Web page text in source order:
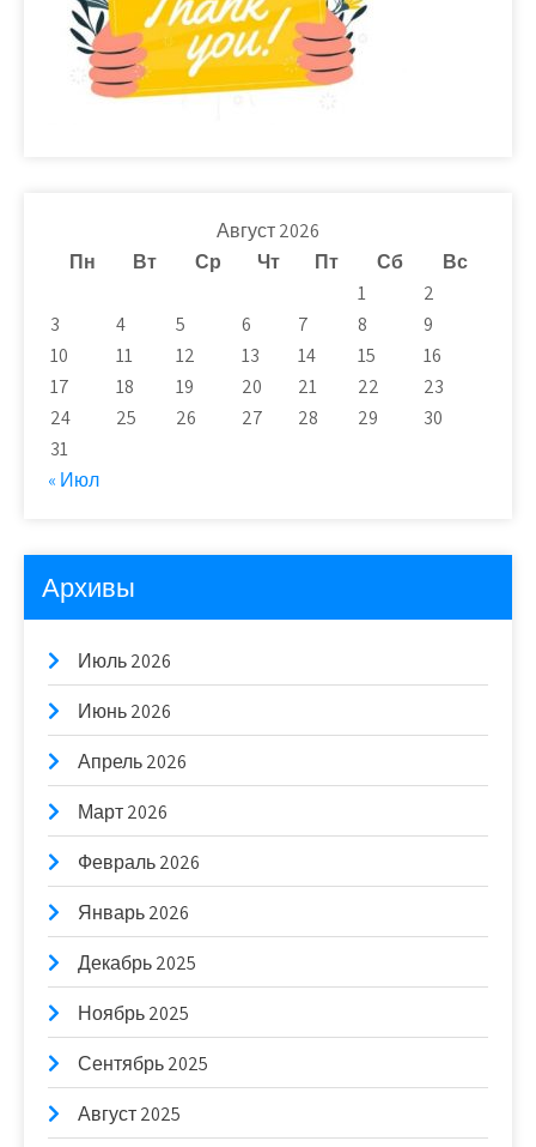
Август 2026
Пн
Вт Ср Чт Пт Сб
Вс
1
2
3
4 5 6 7 8
9
10
11 12 13 14 15
16
17
18 19 20 21 22
23
24
25 26 27 28 29
30
31
« Июл
Архивы
Июль 2026
Июнь 2026
Апрель 2026
Март 2026
Февраль 2026
Январь 2026
Декабрь 2025
Ноябрь 2025
Сентябрь 2025
Август 2025